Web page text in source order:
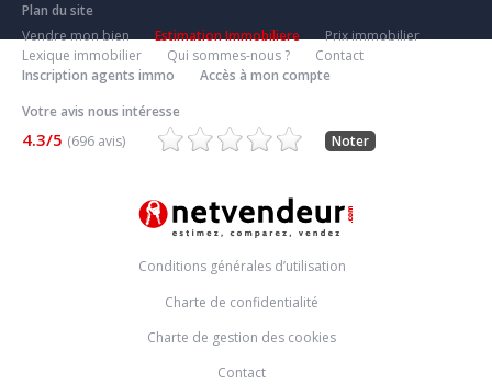
Plan du site
Vendre mon bien
Estimation Immobiliere
Prix immobilier
Lexique immobilier
Qui sommes-nous ?
Contact
Inscription agents immo
Accès à mon compte
Votre avis nous intéresse
4.3/5 (696 avis) Noter
Conditions générales d’utilisation
Charte de confidentialité
Charte de gestion des cookies
Contact